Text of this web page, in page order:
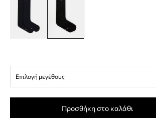
Επιλογή μεγέθους
Προσθήκη στο καλάθι